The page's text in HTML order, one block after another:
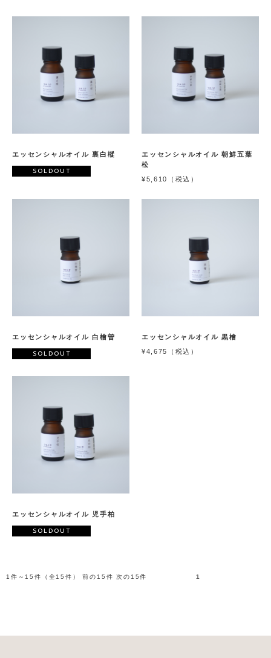
エッセンシャルオイル 裏白樅
SOLDOUT
エッセンシャルオイル 朝鮮五葉
松
¥5,610（税込）
エッセンシャルオイル 白檜曽
SOLDOUT
エッセンシャルオイル 黒檜
¥4,675（税込）
エッセンシャルオイル 児手柏
SOLDOUT
1件～15件（全15件） 前の15件 次の15件 1